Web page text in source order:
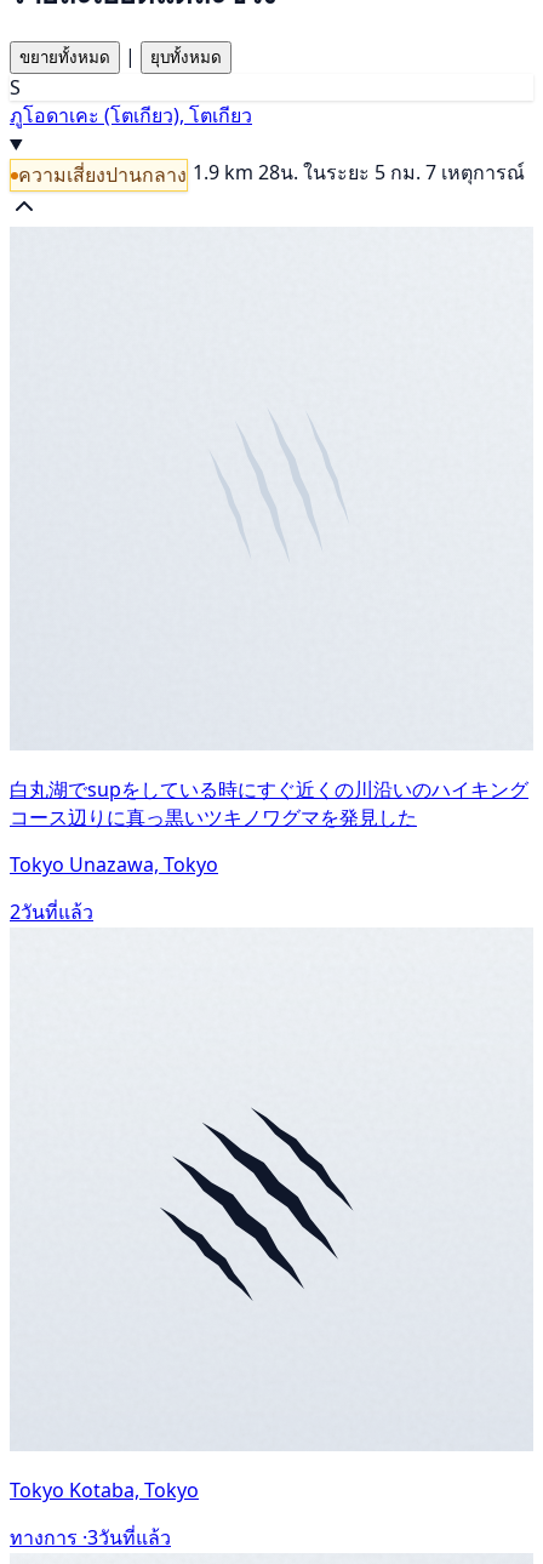
ขยายทั้งหมด | ยุบทั้งหมด
S
ภูโอดาเคะ (โตเกียว), โตเกียว
ความเสี่ยงปานกลาง 1.9 km 28น. ในระยะ 5 กม. 7 เหตุการณ์
白丸湖でsupをしている時にすぐ近くの川沿いのハイキング
コース辺りに真っ黒いツキノワグマを発見した
Tokyo Unazawa, Tokyo
2วันที่แล้ว
Tokyo Kotaba, Tokyo
ทางการ ·3วันที่แล้ว